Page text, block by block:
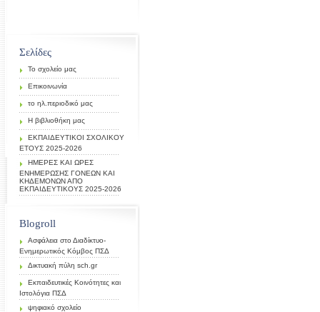
Σελίδες
Το σχολείο μας
Επικοινωνία
το ηλ.περιοδικό μας
Η βιβλιοθήκη μας
ΕΚΠΑΙΔΕΥΤΙΚΟΙ ΣΧΟΛΙΚΟΥ
ΕΤΟΥΣ 2025-2026
ΗΜΕΡΕΣ ΚΑΙ ΩΡΕΣ
ΕΝΗΜΕΡΩΣΗΣ ΓΟΝΕΩΝ ΚΑΙ
ΚΗΔΕΜΟΝΩΝ ΑΠΟ
ΕΚΠΑΙΔΕΥΤΙΚΟΥΣ 2025-2026
Blogroll
Ασφάλεια στο Διαδίκτυο-
Ενημερωτικός Κόμβος ΠΣΔ
Δικτυακή πύλη sch.gr
Εκπαιδευτικές Κοινότητες και
Ιστολόγια ΠΣΔ
ψηφιακό σχολείο